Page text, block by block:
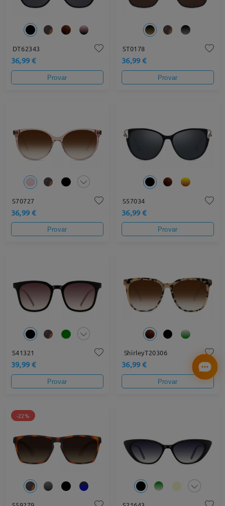
DT62343
36,99 €
Provar
ST0178
36,99 €
Provar
S70727
36,99 €
Provar
S57034
36,99 €
Provar
S41321
39,99 €
Provar
ShirleyT20306
36,99 €
Provar
-22%